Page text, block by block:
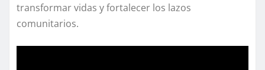
transformar vidas y fortalecer los lazos
comunitarios.